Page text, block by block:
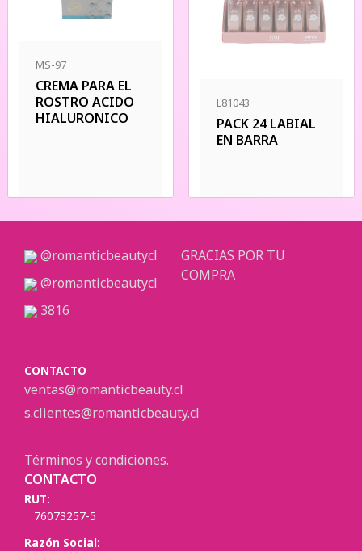
MS-97
CREMA PARA EL
ROSTRO ACIDO
HIALURONICO
L81043
PACK 24 LABIAL
EN BARRA
@romanticbeautycl
@romanticbeautycl
3816
CONTACTO
ventas@romanticbeauty.cl
s.clientes@romanticbeauty.cl
Términos y condiciones.
GRACIAS POR TU
COMPRA
CONTACTO
RUT:
76073257-5
Razón Social: